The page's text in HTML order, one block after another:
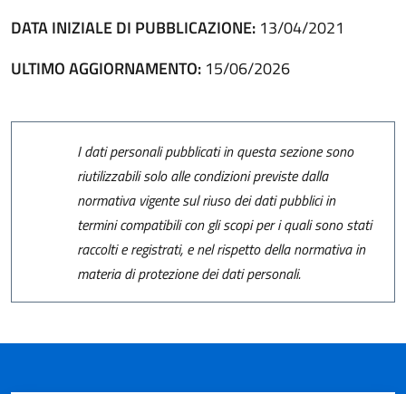
DATA INIZIALE DI PUBBLICAZIONE: 13/04/2021
ULTIMO AGGIORNAMENTO: 15/06/2026
I dati personali pubblicati in questa sezione sono
riutilizzabili solo alle condizioni previste dalla
normativa vigente sul riuso dei dati pubblici in
termini compatibili con gli scopi per i quali sono stati
raccolti e registrati, e nel rispetto della normativa in
materia di protezione dei dati personali.